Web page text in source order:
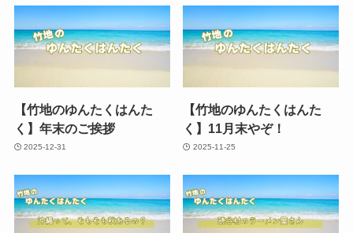
【竹地のゆんたくはんた
く】年末のご挨拶
2025-12-31
【竹地のゆんたくはんた
く】11月末やぞ！
2025-11-25